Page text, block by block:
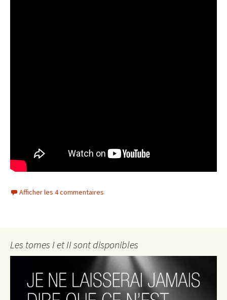
Afficher les 4 commentaires
Les tomes I et II sont disponibles